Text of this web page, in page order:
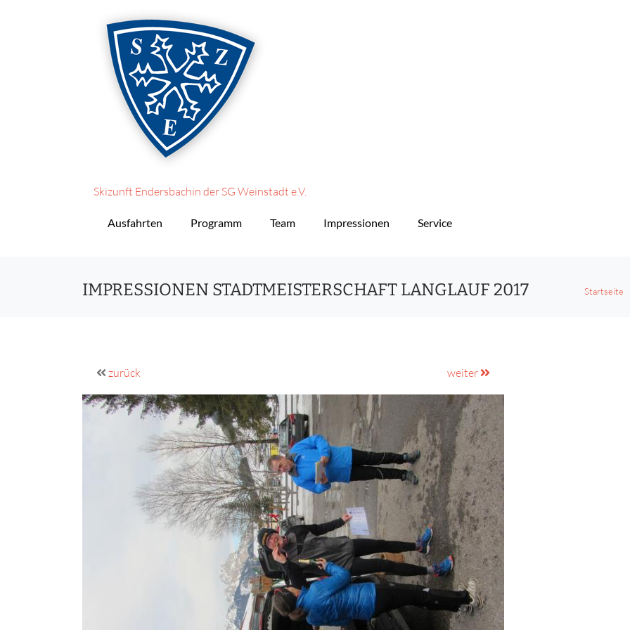
Skizunft Endersbachin der SG Weinstadt e.V.
Ausfahrten Programm Team Impressionen Service
IMPRESSIONEN STADTMEISTERSCHAFT LANGLAUF 2017 Startseite
zurück weiter